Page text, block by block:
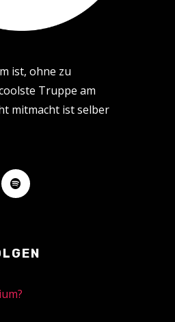
ist, ohne zu
Truppe am
mitmacht ist selber